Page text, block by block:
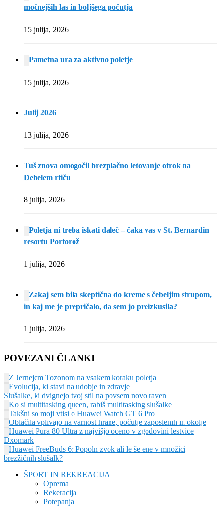
močnejših las in boljšega počutja
15 julija, 2026
Pametna ura za aktivno poletje
15 julija, 2026
Julij 2026
13 julija, 2026
Tuš znova omogočil brezplačno letovanje otrok na
Debelem rtiču
8 julija, 2026
Poletja ni treba iskati daleč – čaka vas v St. Bernardin
resortu Portorož
1 julija, 2026
Zakaj sem bila skeptična do kreme s čebeljim strupom,
in kaj me je prepričalo, da sem jo preizkusila?
1 julija, 2026
POVEZANI ČLANKI
Z Jernejem Tozonom na vsakem koraku poletja
Evolucija, ki stavi na udobje in zdravje
Slušalke, ki dvignejo tvoj stil na povsem novo raven
Ko si multitasking queen, rabiš multitasking slušalke
Takšni so moji vtisi o Huawei Watch GT 6 Pro
Oblačila vplivajo na varnost hrane, počutje zaposlenih in okolje
Huawei Pura 80 Ultra z najvišjo oceno v zgodovini lestvice
Dxomark
Huawei FreeBuds 6: Popoln zvok ali le še ene v množici
brezžičnih slušalk?
ŠPORT IN REKREACIJA
Oprema
Rekeracija
Potepanja